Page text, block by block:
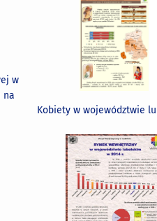
w
na
Kobiety w województwie